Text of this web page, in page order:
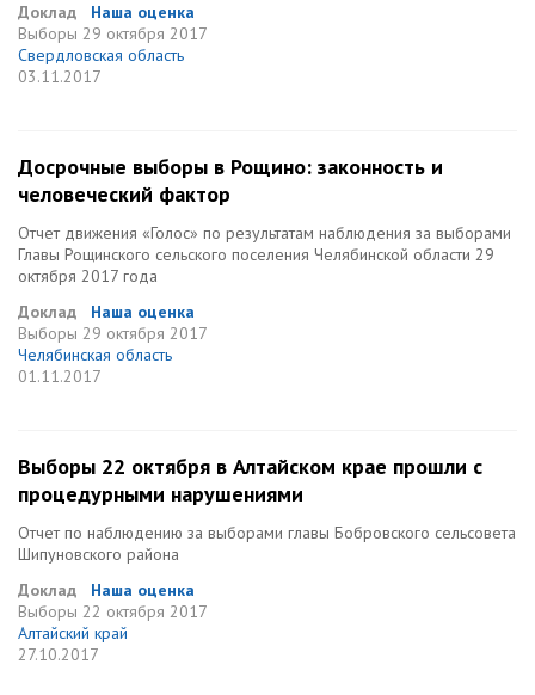
Доклад
Наша оценка
Выборы 29 октября 2017
Свердловская область
03.11.2017
Досрочные выборы в Рощино: законность и
человеческий фактор
Отчет движения «Голос» по результатам наблюдения за выборами
Главы Рощинского сельского поселения Челябинской области 29
октября 2017 года
Доклад
Наша оценка
Выборы 29 октября 2017
Челябинская область
01.11.2017
Выборы 22 октября в Алтайском крае прошли с
процедурными нарушениями
Отчет по наблюдению за выборами главы Бобровского сельсовета
Шипуновского района
Доклад
Наша оценка
Выборы 22 октября 2017
Алтайский край
27.10.2017